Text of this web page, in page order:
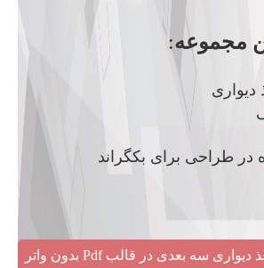
مجموعه:
دیواری
در طراحی برای بکگراند
مجموعه تصاویر کاغذ دیواری سه بعدی در قالب Pdf بدون واتر